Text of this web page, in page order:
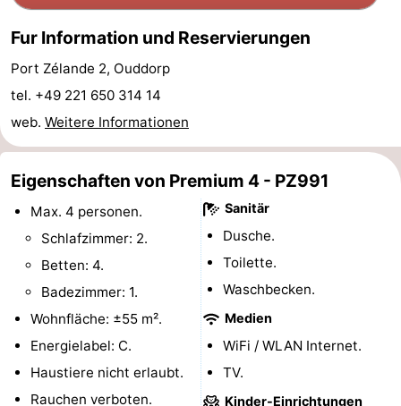
van
Haamstede
(mit
Frühstück)
Lastminutes
Strand
&
tun
-
Museen
-
Denkmäler
Kirchen
Mühlen
-
Aussichtspunkte
Attraktionen
-
Fur Information und Reservierungen
Port Zélande 2, Ouddorp
tel. +49 221 650 314 14
web. Weitere Informationen
Eigenschaften von Premium 4 - PZ991
Max. 4 personen.
Schlafzimmer: 2.
Betten: 4.
Badezimmer: 1.
Wohnfläche: ±55 m².
Energielabel: C.
Haustiere nicht erlaubt.
Rauchen verboten.
Sanitär
Dusche.
Toilette.
Waschbecken.
Medien
WiFi / WLAN Internet.
TV.
Kinder-Einrichtungen